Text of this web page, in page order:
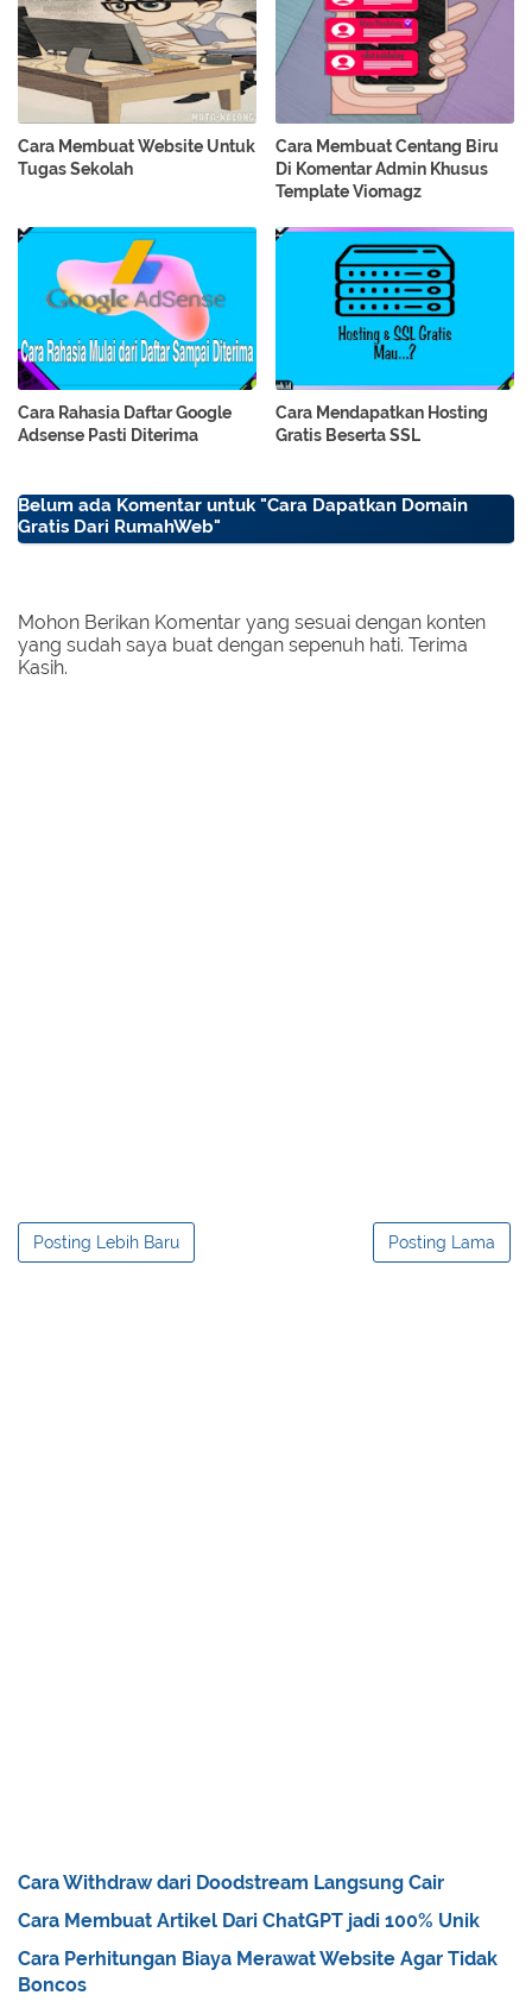
Cara Membuat Website Untuk
Tugas Sekolah
Cara Membuat Centang Biru
Di Komentar Admin Khusus
Template Viomagz
Cara Rahasia Daftar Google
Adsense Pasti Diterima
Cara Mendapatkan Hosting
Gratis Beserta SSL
Belum ada Komentar untuk "Cara Dapatkan Domain
Gratis Dari RumahWeb"
Mohon Berikan Komentar yang sesuai dengan konten
yang sudah saya buat dengan sepenuh hati. Terima
Kasih.
Posting Lebih Baru Posting Lama
Cara Withdraw dari Doodstream Langsung Cair
Cara Membuat Artikel Dari ChatGPT jadi 100% Unik
Cara Perhitungan Biaya Merawat Website Agar Tidak
Boncos